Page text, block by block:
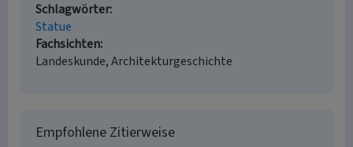
Schlagwörter
Statue
Fachsichten
Landeskunde, Architekturgeschichte
Empfohlene Zitierweise